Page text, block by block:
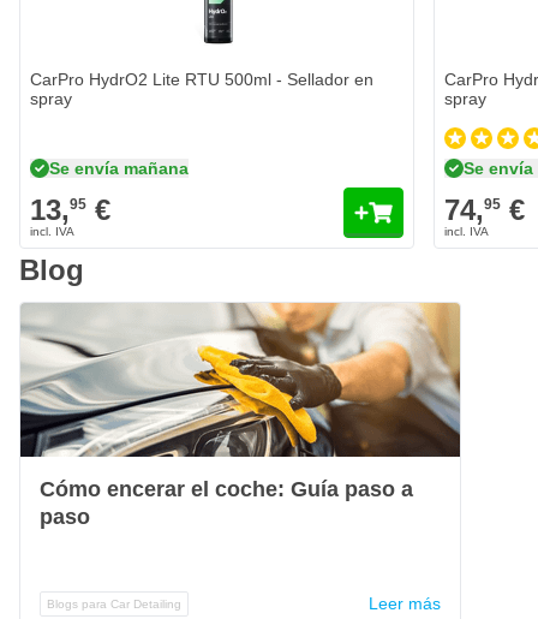
CarPro HydrO2 Lite RTU 500ml - Sellador en
spray
Se envía mañana
13,95 €
CarPro
spray
Se envía
74,95 €
Blog
Cómo encerar el coche: Guía paso a
paso
Blogs para Car Detailing Leer más